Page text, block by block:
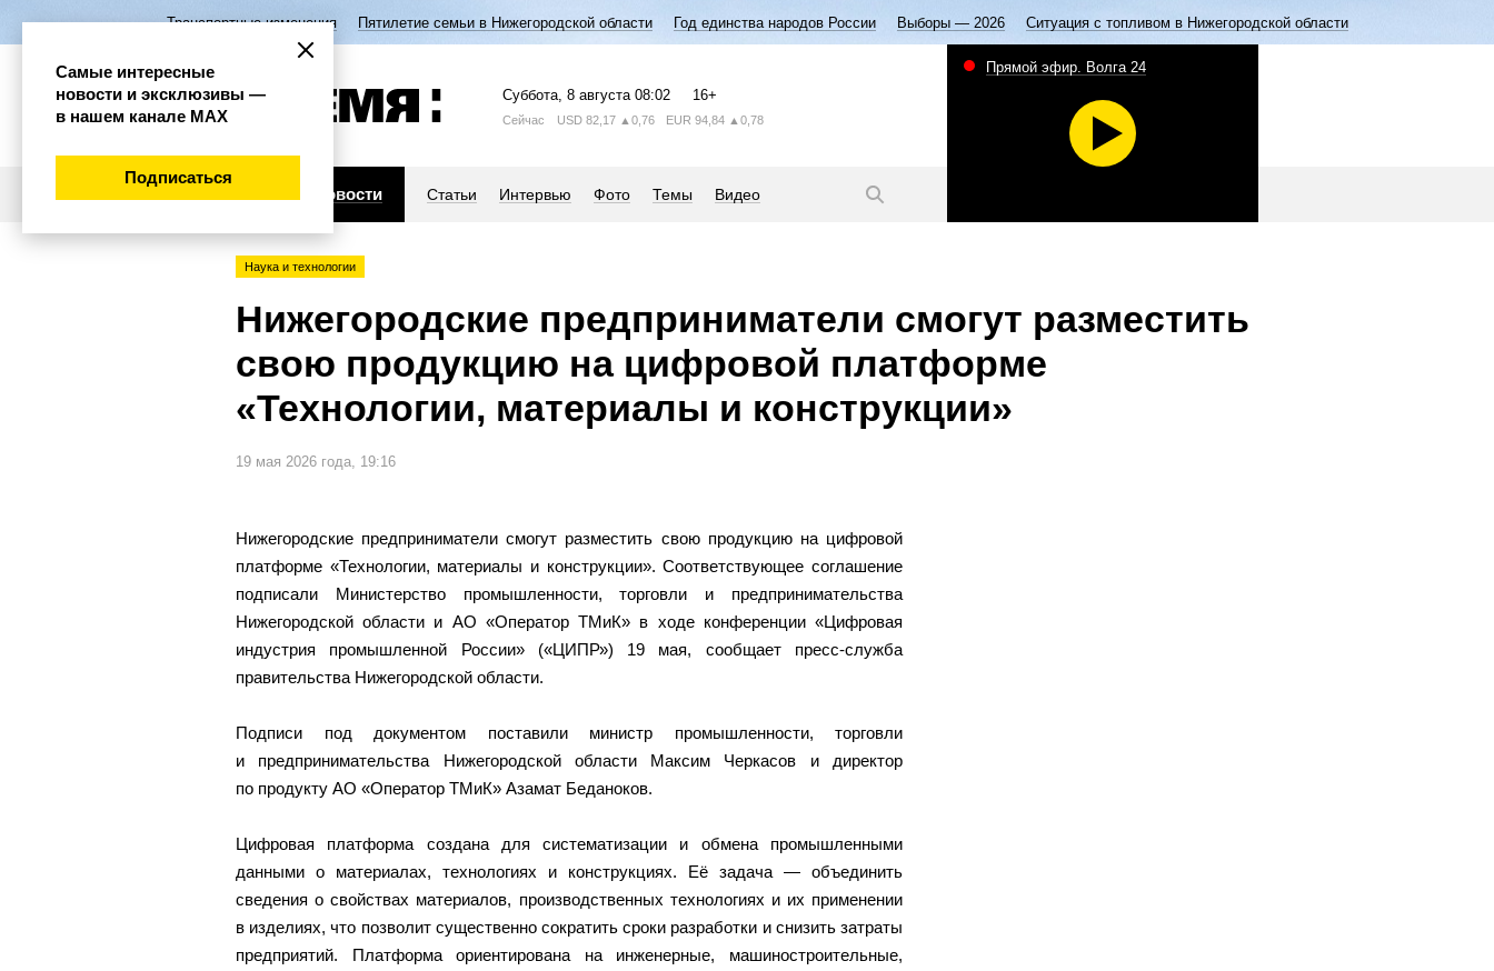
Транспортные изменения Пятилетие семьи в Нижегородской области Год единства народов России Выборы — 2026 Ситуация с топливом в Нижегородской области
Суббота, 8 августа 08:02 16+
Сейчас USD 82,17 ▲0,76 EUR 94,84 ▲0,78
Новости Статьи Интервью Фото Темы Видео
Прямой эфир. Волга 24
Наука и технологии
Нижегородские предприниматели смогут разместить
свою продукцию на цифровой платформе
«Технологии, материалы и конструкции»
19 мая 2026 года, 19:16
Нижегородские предприниматели смогут разместить свою продукцию на цифровой
платформе «Технологии, материалы и конструкции». Соответствующее соглашение
подписали Министерство промышленности, торговли и предпринимательства
Нижегородской области и АО «Оператор ТМиК» в ходе конференции «Цифровая
индустрия промышленной России» («ЦИПР») 19 мая, сообщает пресс-служба
правительства Нижегородской области.
Подписи под документом поставили министр промышленности, торговли
и предпринимательства Нижегородской области Максим Черкасов и директор
по продукту АО «Оператор ТМиК» Азамат Беданоков.
Цифровая платформа создана для систематизации и обмена промышленными
данными о материалах, технологиях и конструкциях. Её задача — объединить
сведения о свойствах материалов, производственных технологиях и их применении
в изделиях, что позволит существенно сократить сроки разработки и снизить затраты
предприятий. Платформа ориентирована на инженерные, машиностроительные,
Самые интересные
новости и эксклюзивы —
в нашем канале МАХ
Подписаться